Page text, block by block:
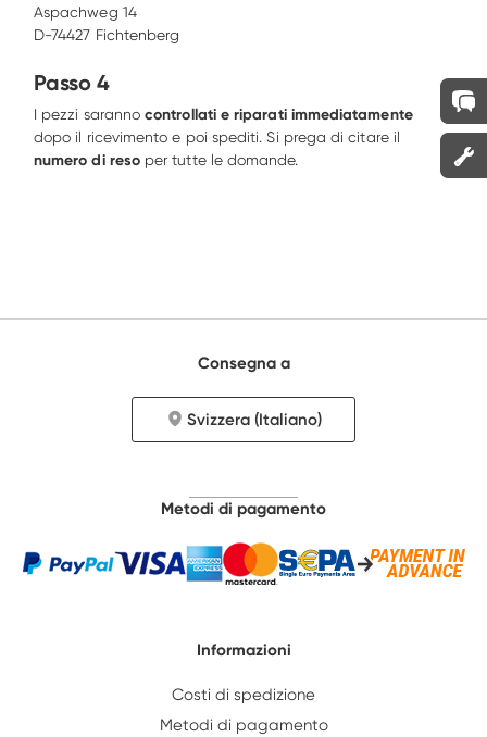
Aspachweg 14
D-74427 Fichtenberg
Passo 4
I pezzi saranno controllati e riparati immediatamente
numero di reso per tutte le domande.
Consegna a
Svizzera (Italiano)
Metodi di pagamento
Informazioni
Costi di spedizione
Metodi di pagamento